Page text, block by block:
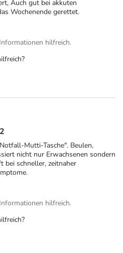
eignet sich
Jugendliche und
behandelnden Arzt, ob
Traumeel® S bei Ihrem
Indikation. Warnhinweise: Enth.
und Nebenwirkungen lesen Sie die
Ärztin, Ihren Arzt oder in Ihrer Apotheke.
Reckeweg-Straße 2-4 76532 Baden-
drei Mal täglich eine
lassen. Traumeel® S kann bei
Zeitraum von bis zu acht
Auch gut bei akkuten
Wochenende gerettet.
hilfreich.
Mutti-Tasche". Beulen,
nicht nur Erwachsenen sondern
bei schneller, zeitnaher
hilfreich.